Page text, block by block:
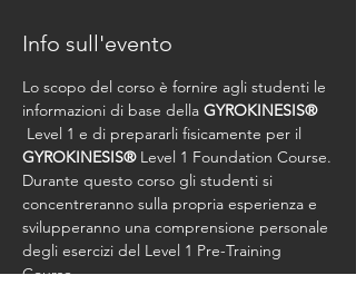
Info sull'evento
Lo scopo del corso è fornire agli studenti le
informazioni di base della GYROKINESIS®
Level 1 e di prepararli fisicamente per il
GYROKINESIS® Level 1 Foundation Course.
Durante questo corso gli studenti si
concentreranno sulla propria esperienza e
svilupperanno una comprensione personale
degli esercizi del Level 1 Pre-Training
Course.